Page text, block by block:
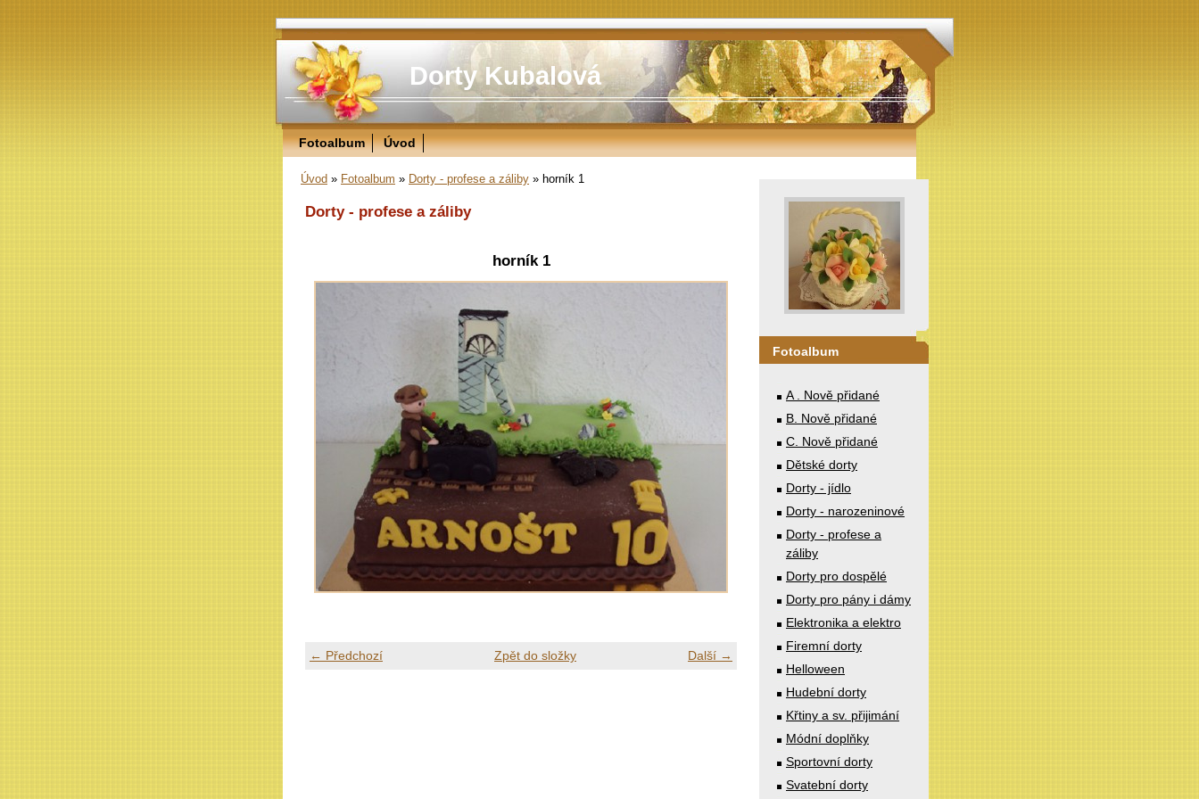
Dorty Kubalová
Fotoalbum Úvod
Úvod » Fotoalbum » Dorty - profese a záliby » horník 1
Dorty - profese a záliby
horník 1
← Předchozí Další →
Zpět do složky
Fotoalbum
A . Nově přidané
B. Nově přidané
C. Nově přidané
Dětské dorty
Dorty - jídlo
Dorty - narozeninové
Dorty - profese a
záliby
Dorty pro dospělé
Dorty pro pány i dámy
Elektronika a elektro
Firemní dorty
Helloween
Hudební dorty
Křtiny a sv. přijimání
Módní doplňky
Sportovní dorty
Svatební dorty